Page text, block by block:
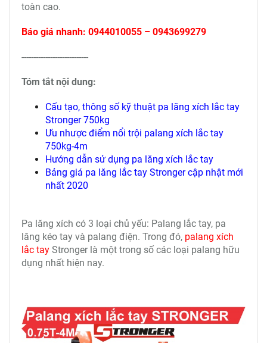
toàn cao.
Báo giá nhanh: 0944010055 – 0943699279
----------------------------
Tóm tắt nội dung:
Cấu tạo, thông số kỹ thuật pa lăng xích lắc tay
Stronger 750kg
Ưu nhược điểm nổi trội palang xích lắc tay
750kg-4m
Hướng dẫn sử dụng pa lăng xích lắc tay
Bảng giá pa lăng lắc tay Stronger cập nhật mới
nhất 2020
Pa lăng xích có 3 loại chủ yếu: Palang lắc tay, pa
lăng kéo tay và palang điện. Trong đó, palang xích
lắc tay Stronger là một trong số các loại palang hữu
dụng nhất hiện nay.